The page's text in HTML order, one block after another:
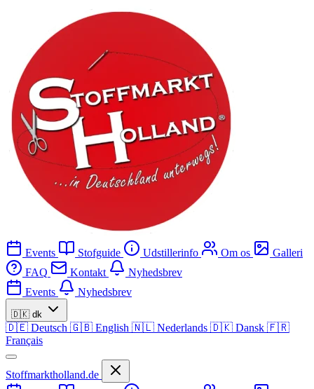
Events Stofguide Udstillerinfo Om os
Galleri
FAQ
Kontakt
Nyhedsbrev
Events
Nyhedsbrev
🇩🇰 dk
🇩🇪 Deutsch 🇬🇧 English 🇳🇱 Nederlands 🇩🇰 Dansk 🇫🇷
Français
Stoffmarktholland.de